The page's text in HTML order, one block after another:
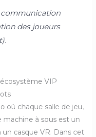
communication
des joueurs
écosystème VIP
où chaque salle de jeu,
à sous est un
casque VR. Dans cet